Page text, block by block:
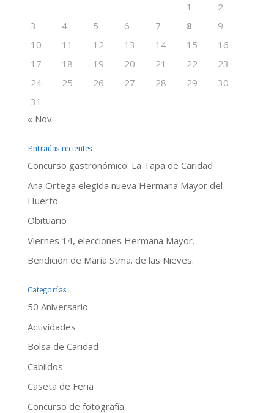
1
2
3
4 5 6 7 8
9
10
11 12 13 14 15
16
17
18 19 20 21 22
23
24
25 26 27 28 29
30
31
« Nov
Entradas recientes
Concurso gastronómico: La Tapa de Caridad
Ana Ortega elegida nueva Hermana Mayor del
Huerto.
Obituario
Viernes 14, elecciones Hermana Mayor.
Bendición de María Stma. de las Nieves.
Categorías
50 Aniversario
Actividades
Bolsa de Caridad
Cabildos
Caseta de Feria
Concurso de fotografía